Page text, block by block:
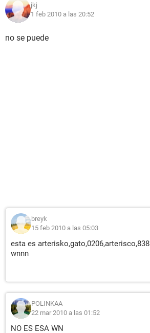
jkj
1 feb 2010 a las 20:52
no se puede
breyk
15 feb 2010 a las 05:03
esta es
wnnn
POLINKAA
22 mar 2010 a las 01:52
NO ES ESA WN